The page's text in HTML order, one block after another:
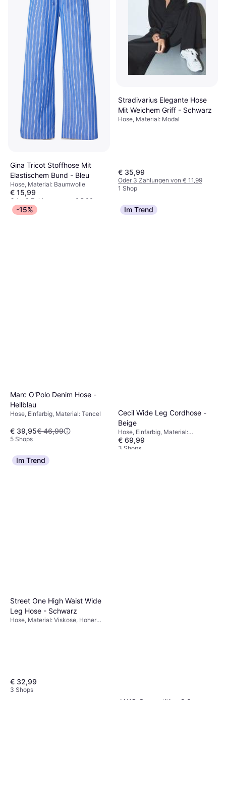
Gina Tricot Stoffhose Mit
Elastischem Bund - Bleu
Hose, Material: Baumwolle
€ 15,99
Oder 3 Zahlungen von € 5,33
2 Shops
Stradivarius Elegante Hose
Mit Weichem Griff - Schwarz
Hose, Material: Modal
€ 35,99
Oder 3 Zahlungen von € 11,99
1 Shop
-15%
Marc O'Polo Denim Hose -
Hellblau
Hose, Einfarbig, Material: Tencel
€ 39,95€ 46,99
5 Shops
Im Trend
Cecil Wide Leg Cordhose -
Beige
Hose, Einfarbig, Material:
Baumwolle, Cord
€ 69,99
3 Shops
Im Trend
Street One High Waist Wide
Leg Hose - Schwarz
Hose, Material: Viskose, Hoher
€ 32,99
3 Shops
JAKO Competition 2.0